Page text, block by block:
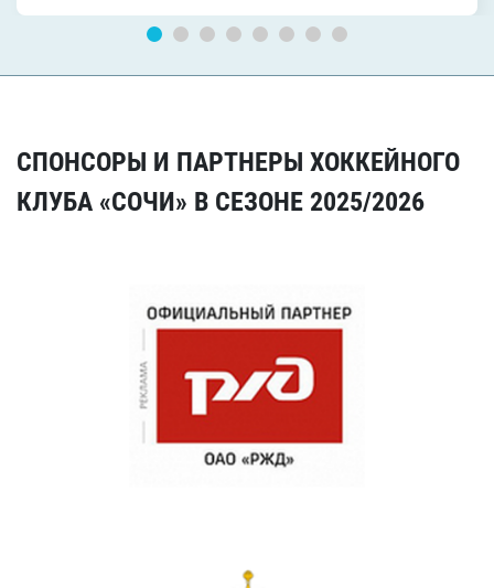
СПОНСОРЫ И ПАРТНЕРЫ ХОККЕЙНОГО
КЛУБА «СОЧИ» В СЕЗОНЕ 2025/2026